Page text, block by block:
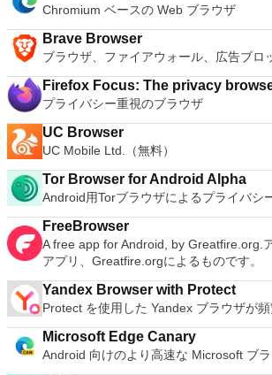
Chromium ベースの Web ブラウザ
Brave Browser
ブラウザ、ファイアウォール、広告ブロ
Firefox Focus: The privacy
プライバシー重視のブラウザ
UC Browser
UC Mobile Ltd.（無料）
Tor Browser for Android Alpha
Android用Torブラウザによるプライバシ
FreeBrowser
A free app for Android, by Greatfire.org.
アプリ、Greatfire.orgによるものです。
Yandex Browser with Protect
Protect を使用した Yandex ブラウザが
Microsoft Edge Canary
Android 向けのより高速な Microsoft ブ